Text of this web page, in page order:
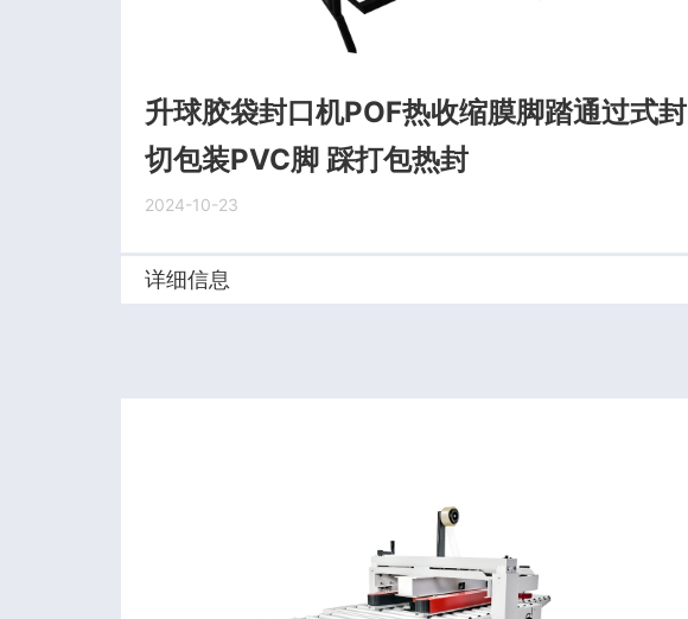
升球胶袋封口机POF热收缩膜脚踏通过式封
切包装PVC脚 踩打包热封
2024-10-23
详细信息